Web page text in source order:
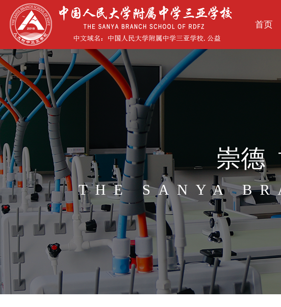
首页
崇德
THE SANYA